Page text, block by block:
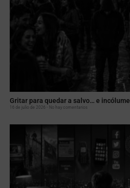
Gritar para quedar a salvo… e incólume
16 de julio de 2026 No hay comentarios